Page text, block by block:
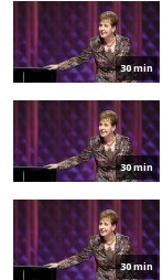
30 min
30 min
30 min